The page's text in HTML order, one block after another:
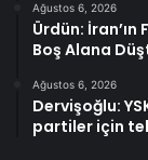
Ağustos 6, 2026
Ürdün: İran’ın
Boş Alana
Ağustos 6, 2026
Dervişoğlu:
partiler için